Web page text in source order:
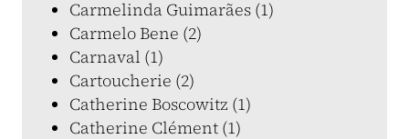
Carmelinda Guimarães (1)
Carmelo Bene (2)
Carnaval (1)
Cartoucherie (2)
Catherine Boscowitz (1)
Catherine Clément (1)